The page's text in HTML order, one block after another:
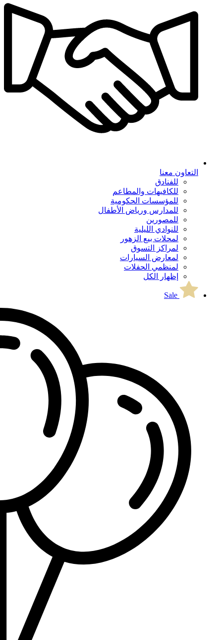
التعاون معنا
للفنادق
للكافيهات والمطاعم
للمؤسسات الحكومية
للمدارس ورياض الأطفال
للمصورين
للنوادي الليلية
لمحلات بيع الزهور
لمراكز التسوق
لمعارض السيارات
لمنظمي الحفلات
إظهار الكل